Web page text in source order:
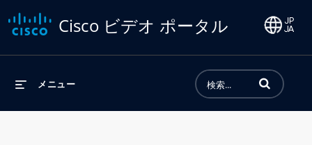
Cisco ビデオ ポータル
メニュー 動画の検索語句